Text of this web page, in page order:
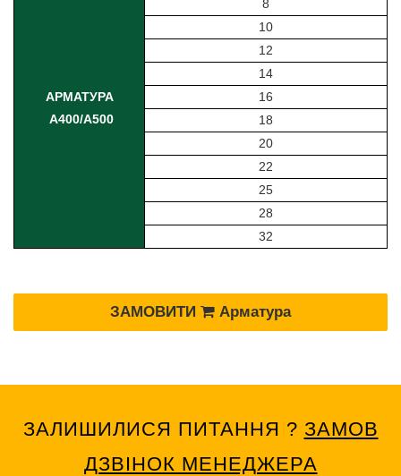
АРМАТУРА
А400/А500
8
10
12
14
16
18
20
22
25
28
32
ЗАМОВИТИ Арматура
ЗАЛИШИЛИСЯ ПИТАННЯ ? ЗАМОВ
ДЗВІНОК МЕНЕДЖЕРА